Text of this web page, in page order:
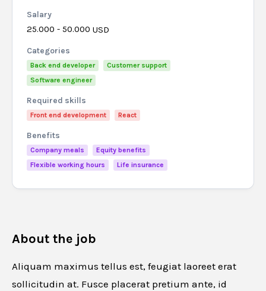
About the job
Aliquam maximus tellus est, feugiat laoreet erat
sollicitudin at. Fusce placerat pretium ante, id
Salary
25.000 - 50.000 USD
Categories
Back end developer
Customer support
Software engineer
Required skills
Front end development React
Benefits
Company meals
Equity benefits
Flexible working hours
Life insurance